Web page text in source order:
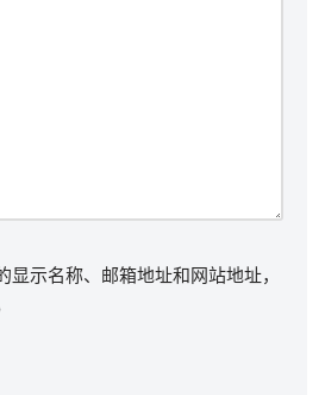
显示名称、邮箱地址和网站地址，